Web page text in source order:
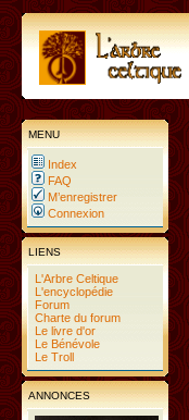
MENU
Index
FAQ
M’enregistrer
Connexion
LIENS
L'Arbre Celtique
L'encyclopédie
Forum
Charte du forum
Le livre d'or
Le Bénévole
Le Troll
ANNONCES